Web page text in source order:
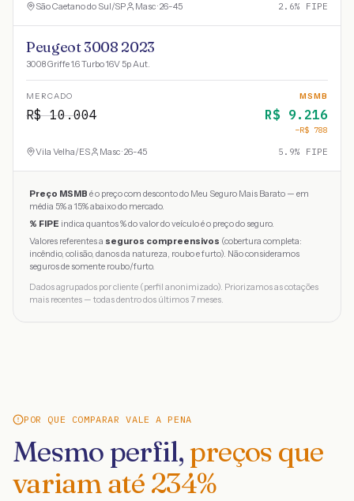
São Caetano do Sul/SP Masc · 26-45 2.6% FIPE
Peugeot 3008 2023
3008 Griffe 1.6 Turbo 16V 5p Aut.
MERCADO
R$10.004
MSMB
R$ 9.216
−R$ 788
Vila Velha/ES Masc · 26-45 5.9% FIPE
Preço MSMB é o preço com desconto do Meu Seguro Mais Barato — em
média 5% a 15% abaixo do mercado.
% FIPE indica quantos % do valor do veículo é o preço do seguro.
Valores referentes a seguros compreensivos (cobertura completa:
incêndio, colisão, danos da natureza, roubo e furto). Não consideramos
seguros de somente roubo/furto.
Dados agrupados por cliente (perfil anonimizado). Priorizamos as cotações
mais recentes — todas dentro dos últimos 7 meses.
POR QUE COMPARAR VALE A PENA
Mesmo perfil, preços que
variam até 234%